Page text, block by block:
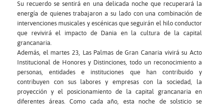
Su recuerdo se sentirá en una delicada noche que recuperará la
energía de quienes trabajaron a su lado con una combinación de
intervenciones musicales y escénicas que seguirán el hilo conductor
que revivirá el impacto de Dania en la cultura de la capital
grancanaria.
Además, el martes 23, Las Palmas de Gran Canaria vivirá su Acto
Institucional de Honores y Distinciones, todo un reconocimiento a
personas, entidades e instituciones que han contribuido y
contribuyen con sus labores y empresas con la sociedad, la
proyección y el posicionamiento de la capital grancanaria en
diferentes áreas. Como cada año, esta noche de solsticio se